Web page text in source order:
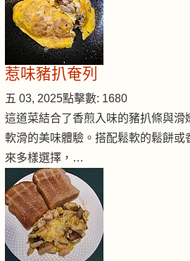
惹味豬扒奄列
五 03, 2025點擊數: 1680
這道菜結合了香煎入味的豬扒條與滑
軟滑的美味體驗。搭配鬆軟的鬆餅或
來多樣選擇，…